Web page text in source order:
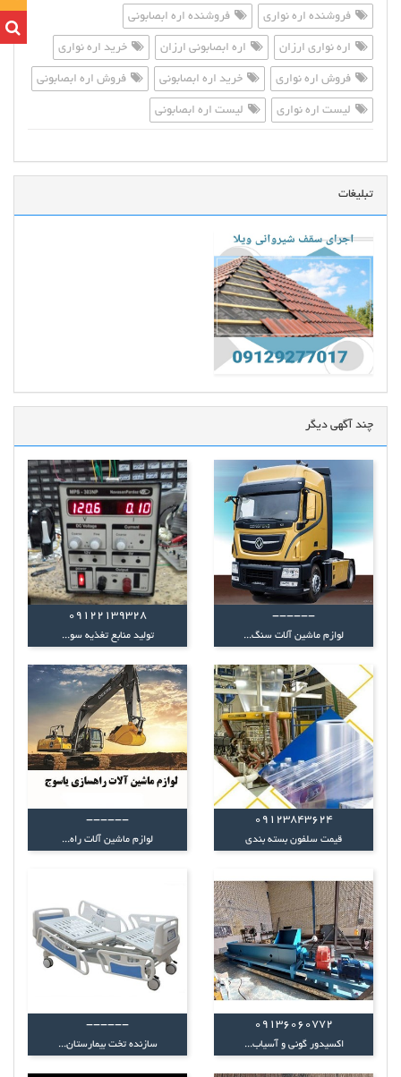
فروشنده اره نواری فروشنده اره ابصابونی
اره نواری ارزان اره ابصابونی ارزان خرید اره نواری
فروش اره نواری خرید اره ابصابونی فروش اره ابصابونی
لیست اره نواری لیست اره ابصابونی
تبلیغات
چند آگهی دیگر
------
لوازم ماشین آلات سنگ...
09122139328
تولید منابع تغذیه سو...
۰۹۱۲۳۸۴۳۶۲۴
قیمت سلفون بسته بندی
------
لوازم ماشین آلات راه...
09136060772
اکسیدور گونی و آسیاب...
------
سازنده تخت بیمارستان...